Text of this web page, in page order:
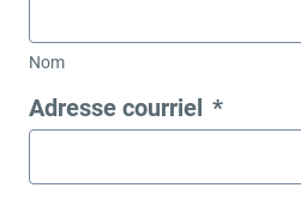
Nom
Adresse courriel *